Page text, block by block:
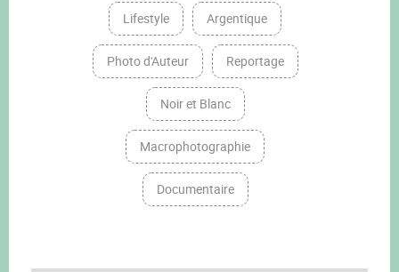
Lifestyle Argentique
Photo d'Auteur Reportage
Noir et Blanc
Macrophotographie
Documentaire